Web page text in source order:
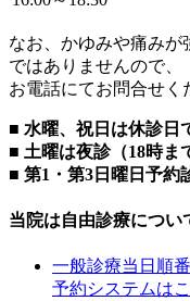
なお、かゆみや痛みが
ではありませんので、
お電話にてお問合せく
■ 水曜、祝日は休診日
■ 土曜は夜診（18時ま
■ 第1・第3日曜日予約
当院は自由診療につい
一般診療当日順番
予約システムは